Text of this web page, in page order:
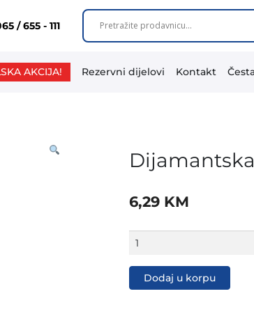
/ 655 - 111
AKCIJA! Rezervni dijelovi Kontakt
6,29 KM
rezna
turbo
DCBT-
Dodaj u korpu